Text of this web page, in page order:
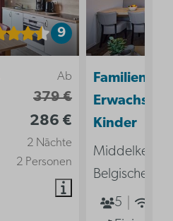
9
Ab
379 €
286 €
2 Nächte
2 Personen
Kinder
Middelkerke,
Belgische
5